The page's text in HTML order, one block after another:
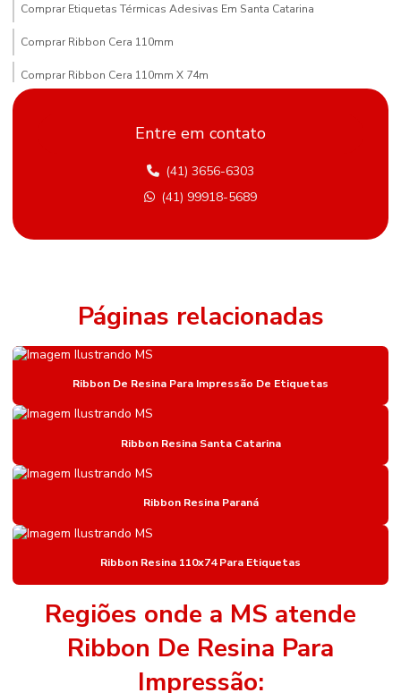
Comprar Etiquetas Térmicas Adesivas Em Santa Catarina
Comprar Ribbon Cera 110mm
Comprar Ribbon Cera 110mm X 74m
Compras De Etiqueta De Gondola Em Minas Gerais
Comprimento Etiquetas Adesivas
Distribuidor De Etiqueta Nylon Resinado Mato Grosso Do Sul
Etiqueta Adesiva Hotmelt
Etiqueta Adesiva Para Sementes E Adubos
Etiqueta De Gondola Amarela
Etiqueta De Gondola Branca
Etiqueta De Gondola Compatível Com Impressora
Etiqueta De Gondola Para Impressora Argox
Etiqueta Nylon Resinado
Etiqueta Nylon Resinado Para Colchões
Etiqueta Para Identificação De Estoque
Etiqueta Para Roupas
Etiqueta Térmica Adesiva
Entre em contato
(41) 3656-6303
(41) 99918-5689
Páginas relacionadas
Ribbon De Resina Para Impressão De Etiquetas
Ribbon Resina Santa Catarina
Ribbon Resina Paraná
Ribbon Resina 110x74 Para Etiquetas
Regiões onde a MS atende
Ribbon De Resina Para
Impressão: